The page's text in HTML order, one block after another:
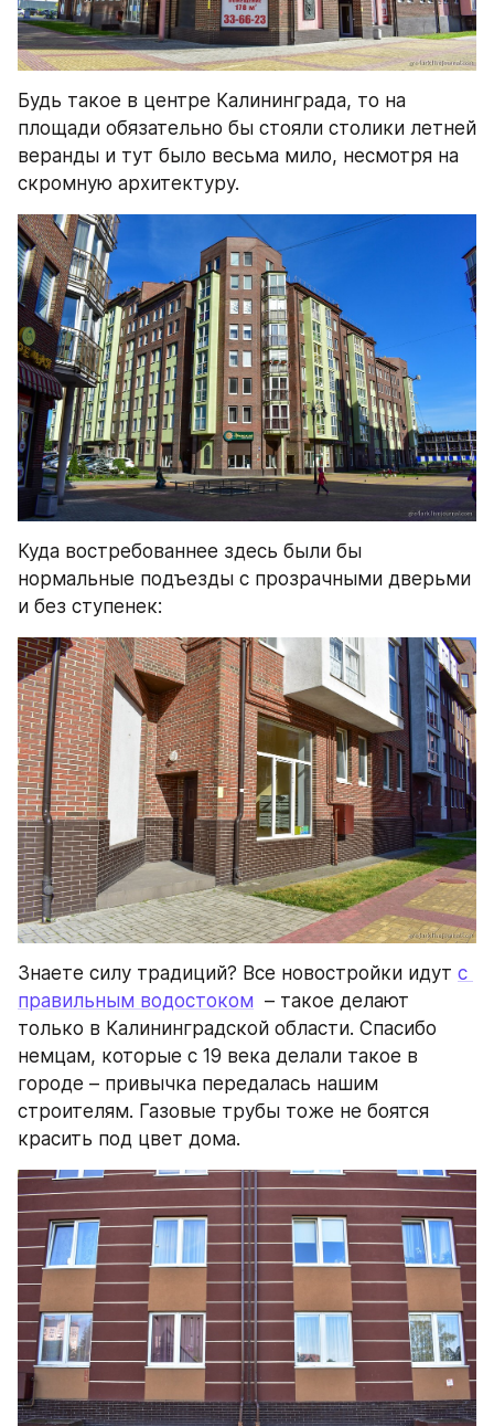
Будь такое в центре Калининграда, то на
площади обязательно бы стояли столики летней
веранды и тут было весьма мило, несмотря на
скромную архитектуру.
Куда востребованнее здесь были бы
нормальные подъезды с прозрачными дверьми
и без ступенек:
Знаете силу традиций? Все новостройки идут с
правильным водостоком – такое делают
только в Калининградской области. Спасибо
немцам, которые с 19 века делали такое в
городе – привычка передалась нашим
строителям. Газовые трубы тоже не боятся
красить под цвет дома.